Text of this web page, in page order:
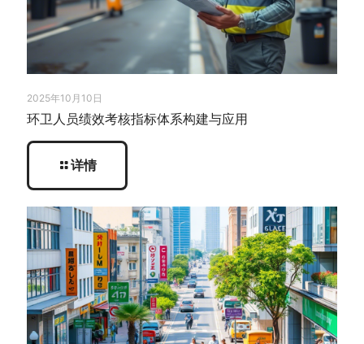
2025年10月10日
环卫人员绩效考核指标体系构建与应用
详情